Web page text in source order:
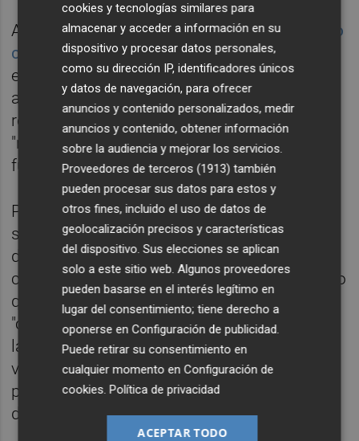
Al respecto,Oltra ha recordado que ha pedido
comparecer en Les Cortspara dar "todas las
explicaciones que hagan falta" sobre este
asunto, y ha asumido "toda la
responsabilidad política" ya que es su
"responsabilidad política que el sistema
funcione".
Preguntada si ve "normal" que un
sospechoso de abusos envíe una carta a la
directora para preguntarle si modifica o
cambia algo de su versión, Oltra ha explicado
que en el centro se hace una investigación
"contradictoria", en el sentido de "escuchar a
las dos partes". En opinión de la
vicepresidenta, "no parece que en lo que
podríamos llamar el pliego de descargo, la
dirección del centro tuviera que intervenir".
cookies y tecnologías similares para
almacenar y acceder a información en su
dispositivo y procesar datos personales,
como su dirección IP, identificadores únicos
y datos de navegación, para ofrecer
anuncios y contenido personalizados, medir
anuncios y contenido, obtener información
sobre la audiencia y mejorar los servicios.
Proveedores de terceros (1913) también
pueden procesar sus datos para estos y
otros fines, incluido el uso de datos de
geolocalización precisos y características
del dispositivo. Sus elecciones se aplican
solo a este sitio web. Algunos proveedores
pueden basarse en el interés legítimo en
lugar del consentimiento; tiene derecho a
oponerse enConfiguración de publicidad.
Puede retirar su consentimiento en
cualquier momento enConfiguración de
cookies.Política de privacidad
ACEPTAR TODO